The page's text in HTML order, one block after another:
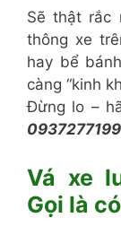
Sẽ thật rắc
thông xe
hay bể
càng “kinh
Đừng lo –
0937277199
Vá xe
Gọi là